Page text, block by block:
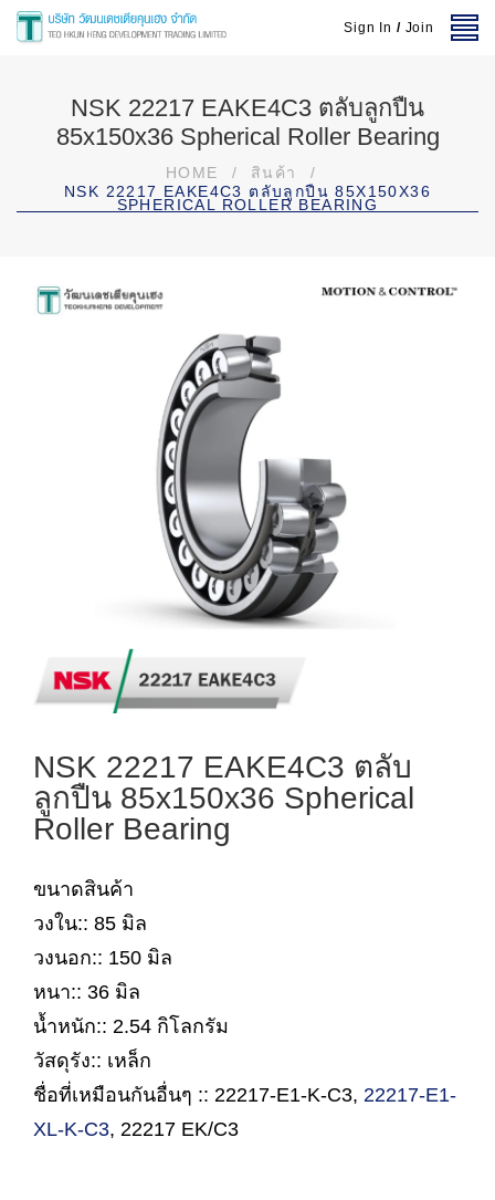
Sign In / Join
NSK 22217 EAKE4C3 ตลับลูกปืน
85x150x36 Spherical Roller Bearing
HOME / สินค้า
/
NSK 22217 EAKE4C3 ตลับลูกปืน 85X150X36
SPHERICAL ROLLER BEARING
NSK 22217 EAKE4C3 ตลับ
ลูกปืน 85x150x36 Spherical
Roller Bearing
ขนาดสินค้า
วงใน:: 85 มิล
วงนอก:: 150 มิล
หนา:: 36 มิล
น้ำหนัก:: 2.54 กิโลกรัม
วัสดุรัง:: เหล็ก
ชื่อที่เหมือนกันอื่นๆ :: 22217-E1-K-C3, 22217-E1-
XL-K-C3, 22217 EK/C3